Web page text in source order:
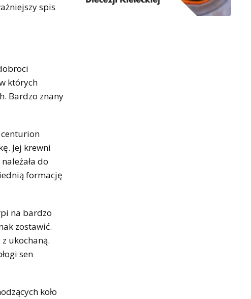
spis
których
Bardzo znany
centurion
Jej krewni
do
formację
na bardzo
zostawić.
ukochaną.
sen
koło